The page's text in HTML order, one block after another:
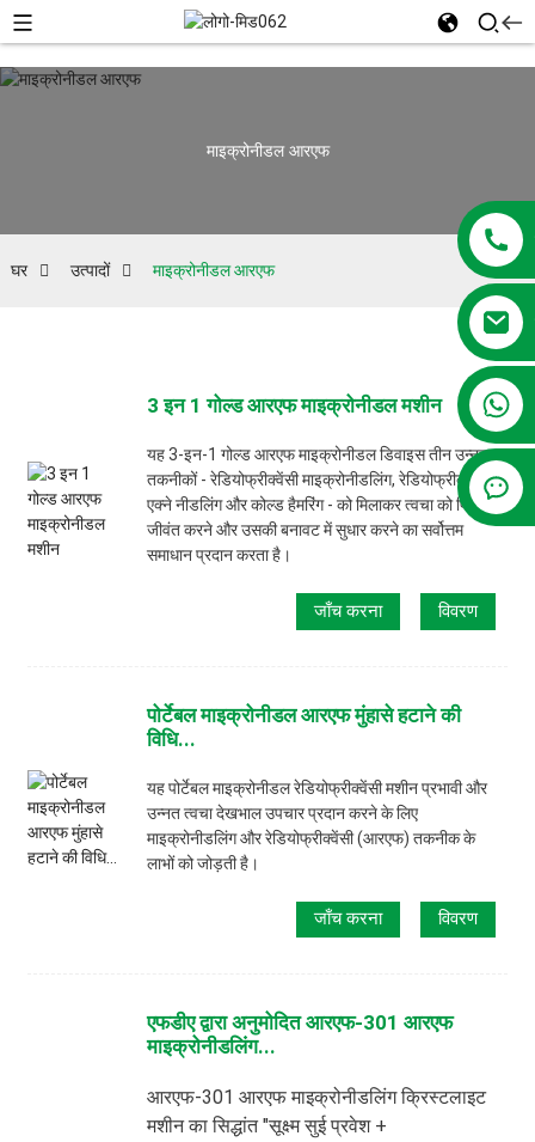
+86 13381209830
माइक्रोनीडल आरएफ
घर उत्पादों माइक्रोनीडल आरएफ
3 इन 1 गोल्ड आरएफ माइक्रोनीडल मशीन
यह 3-इन-1 गोल्ड आरएफ माइक्रोनीडल डिवाइस तीन उन्नत
तकनीकों - रेडियोफ्रीक्वेंसी माइक्रोनीडलिंग, रेडियोफ्रीक्वेंसी
एक्ने नीडलिंग और कोल्ड हैमरिंग - को मिलाकर त्वचा को फिर से
जीवंत करने और उसकी बनावट में सुधार करने का सर्वोत्तम
समाधान प्रदान करता है।
जाँच करना विवरण
पोर्टेबल माइक्रोनीडल आरएफ मुंहासे हटाने की
विधि...
यह पोर्टेबल माइक्रोनीडल रेडियोफ्रीक्वेंसी मशीन प्रभावी और
उन्नत त्वचा देखभाल उपचार प्रदान करने के लिए
माइक्रोनीडलिंग और रेडियोफ्रीक्वेंसी (आरएफ) तकनीक के
लाभों को जोड़ती है।
जाँच करना विवरण
एफडीए द्वारा अनुमोदित आरएफ-301 आरएफ
माइक्रोनीडलिंग...
आरएफ-301 आरएफ माइक्रोनीडलिंग क्रिस्टलाइट
मशीन का सिद्धांत "सूक्ष्म सुई प्रवेश +